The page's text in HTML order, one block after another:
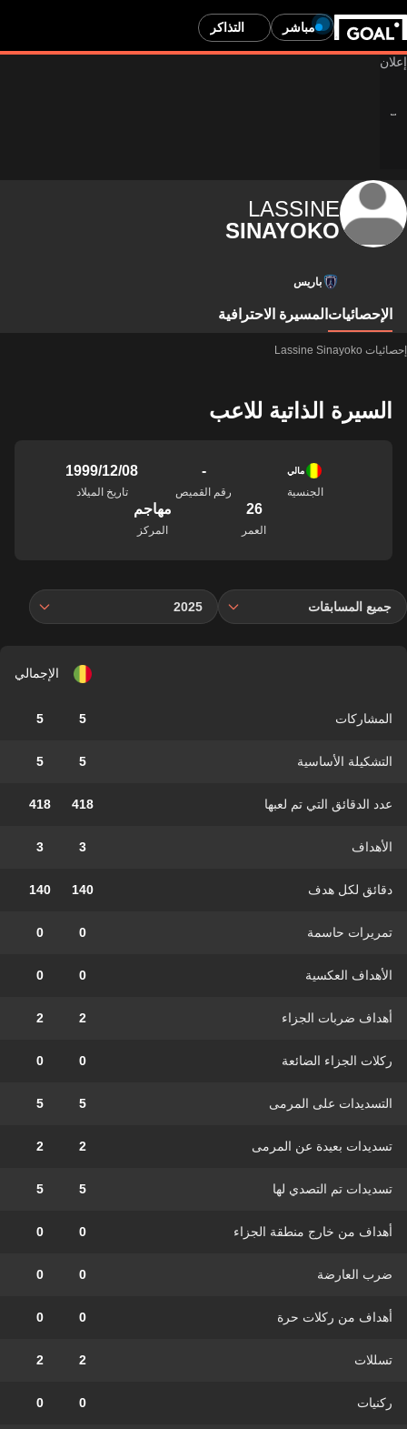
مباشر التذاكر
LASSINE
SINAYOKO
باريس
الإحصائيات المسيرة الاحترافية
إحصائيات Lassine Sinayoko
السيرة الذاتية للاعب
مالي
الجنسية
-
رقم القميص
08‏/12‏/1999
تاريخ الميلاد
26
العمر
مهاجم
المركز
جميع المسابقات 2025
الإجمالي
المشاركات 5
5
التشكيلة الأساسية 5
5
عدد الدقائق التي تم لعبها 418
418
الأهداف 3
3
دقائق لكل هدف 140
140
تمريرات حاسمة 0
0
الأهداف العكسية 0
0
أهداف ضربات الجزاء 2
2
ركلات الجزاء الضائعة 0
0
التسديدات على المرمى 5
5
تسديدات بعيدة عن المرمى 2
2
تسديدات تم التصدي لها 5
5
أهداف من خارج منطقة الجزاء 0
0
ضرب العارضة 0
0
أهداف من ركلات حرة 0
0
تسللات 2
2
ركنيات 0
0